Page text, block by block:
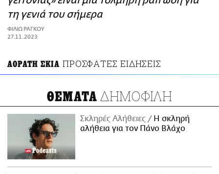
ΑΜΠΑ
PRINT
τη γενιά του σήμερα
ΦΙΛΙΩ ΡΑΓΚΟΥ
27.11.2023
ΑΟΡΑΤΗ ΣΚΙΑ ΠΡΟΣΦΑΤΕΣ ΕΙΔΗΣΕΙΣ
ΘΕΜΑΤΑ ΔΗΜΟΦΙΛΗ
Σκληρές Αλήθειες
H σκληρή
αλήθεια για τον Πάνο Βλάχο